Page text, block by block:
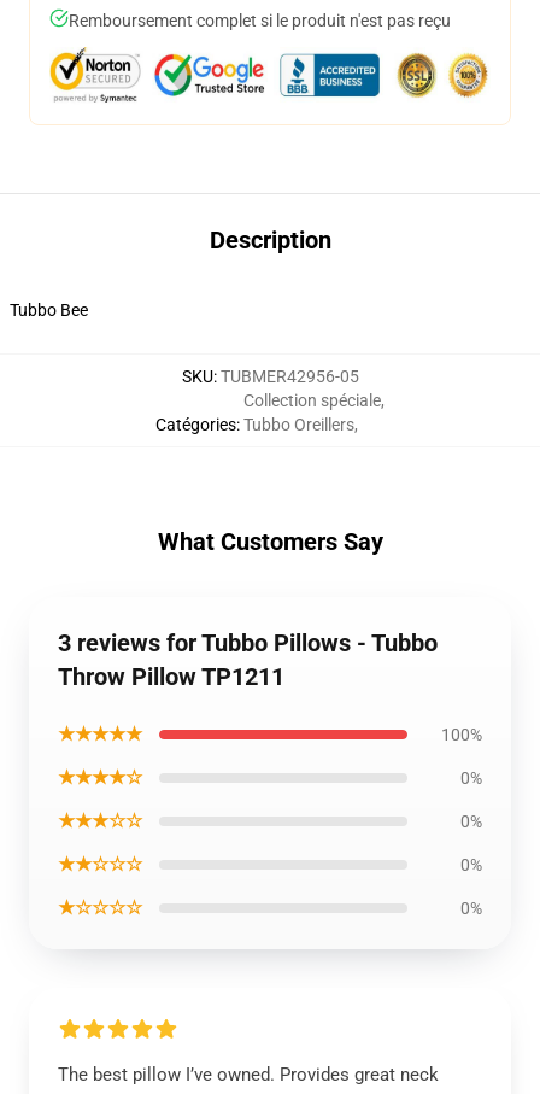
Remboursement complet si le produit n'est pas reçu
Description
Tubbo Bee
SKU:TUBMER42956-05
Catégories:
Collection spéciale,
Tubbo Oreillers,
What Customers Say
3 reviews for Tubbo Pillows - Tubbo
Throw Pillow TP1211
★★★★★ 100%
★★★★☆ 0%
★★★☆☆ 0%
★★☆☆☆ 0%
★☆☆☆☆ 0%
The best pillow I’ve owned. Provides great neck